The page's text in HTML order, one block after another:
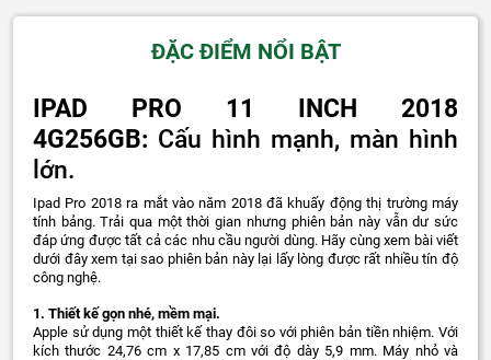
ĐẶC ĐIỂM NỔI BẬT
IPAD PRO 11 INCH 2018
4G256GB: Cấu hình mạnh, màn hình
lớn.
Ipad Pro 2018 ra mắt vào năm 2018 đã khuấy động thị trường máy
tính bảng. Trải qua một thời gian nhưng phiên bản này vẫn dư sức
đáp ứng được tất cả các nhu cầu người dùng. Hãy cùng xem bài viết
dưới đây xem tại sao phiên bản này lại lấy lòng được rất nhiều tín độ
công nghệ.
1. Thiết kế gọn nhé, mềm mại.
Apple sử dụng một thiết kế thay đôi so với phiên bản tiền nhiệm. Với
kích thước 24,76 cm x 17,85 cm với độ dày 5,9 mm. Máy nhỏ và